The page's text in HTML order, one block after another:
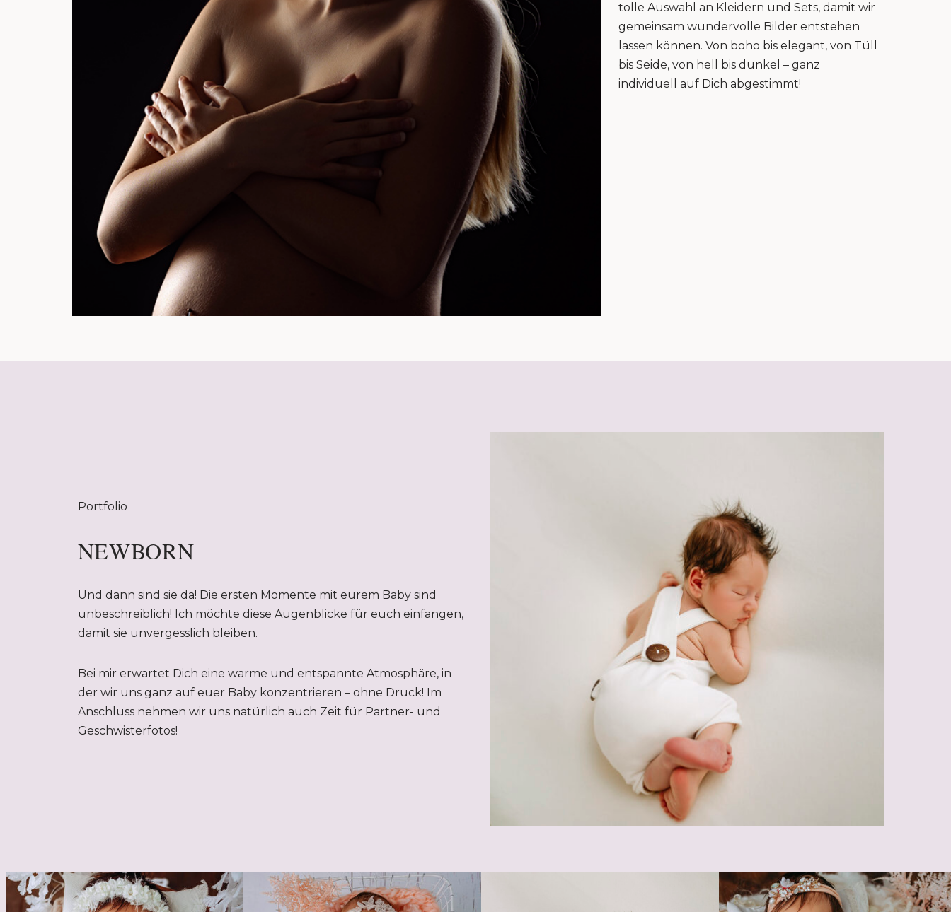
tolle Auswahl an Kleidern und Sets, damit wir
gemeinsam wundervolle Bilder entstehen
lassen können. Von boho bis elegant, von Tüll
bis Seide, von hell bis dunkel – ganz
individuell auf Dich abgestimmt!
Portfolio
NEWBORN
Und dann sind sie da! Die ersten Momente mit eurem Baby sind
unbeschreiblich! Ich möchte diese Augenblicke für euch einfangen,
damit sie unvergesslich bleiben.
Bei mir erwartet Dich eine warme und entspannte Atmosphäre, in
der wir uns ganz auf euer Baby konzentrieren – ohne Druck! Im
Anschluss nehmen wir uns natürlich auch Zeit für Partner- und
Geschwisterfotos!